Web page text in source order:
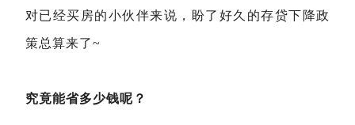
对已经买房的小伙伴来说，盼了好久的存贷下降政
策总算来了~
究竟能省多少钱呢？